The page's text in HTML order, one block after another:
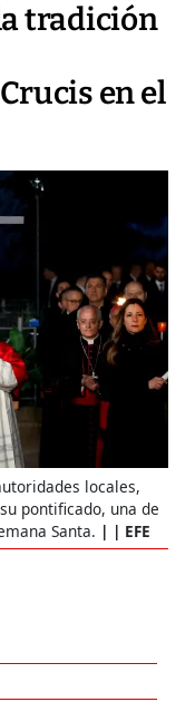
tradición
en el
locales,
pontificado, una de
Santa.
| EFE